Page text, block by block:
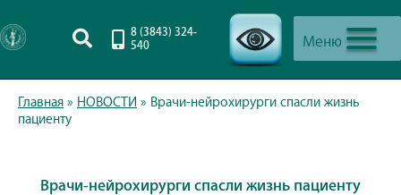
Меню
8 (3843) 324-
540
Главная » НОВОСТИ » Врачи-нейрохирурги спасли жизнь
пациенту
Врачи-нейрохирурги спасли жизнь пациенту